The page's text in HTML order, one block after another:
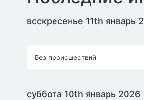
воскресенье 11th январь
Без происшествий
суббота 10th январь 2026